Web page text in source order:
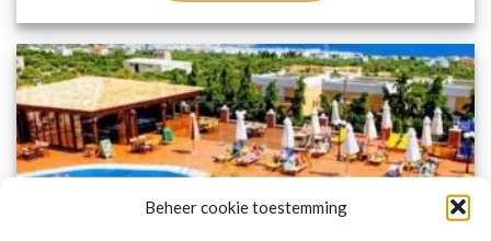
Beheer cookie toestemming